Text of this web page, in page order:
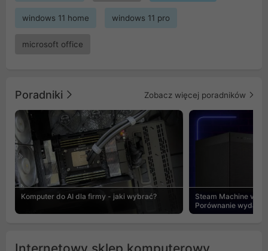
windows 11 home windows 11 pro
microsoft office
Poradniki Zobacz więcej poradników
Komputer do AI dla firmy - jaki wybrać?
Steam Machine vs
Porównanie